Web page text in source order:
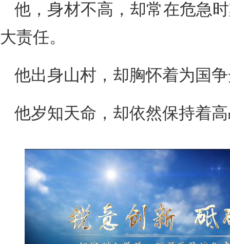
他，身材不高，却常在危急
大责任。
他出身山村，却胸怀着为国
他岁知天命，却依然保持着